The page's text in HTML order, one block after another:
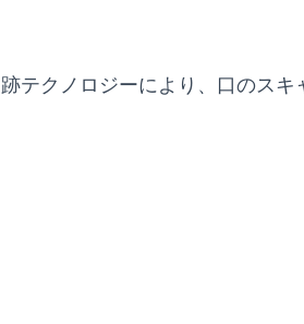
テクノロジーにより、口のス